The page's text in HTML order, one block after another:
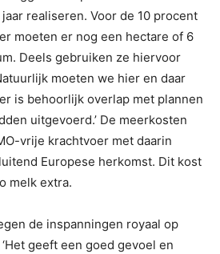
realiseren. Voor de 10 procent
moeten er nog een hectare of 6
Deels gebruiken ze hiervoor
moeten we hier en daar
is behoorlijk overlap met plannen
uitgevoerd.’ De meerkosten
vrije krachtvoer met daarin
Europese herkomst. Dit kost
melk extra.
de inspanningen royaal op
geeft een goed gevoel en